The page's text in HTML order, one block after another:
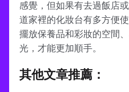
感覺，但如果有去過飯店
道家裡的化妝台有多方便
擺放保養品和彩妝的空間
光，才能更加順手。
其他文章推薦：